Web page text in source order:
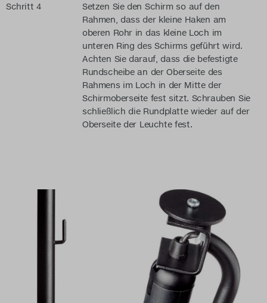
Schritt 4
Setzen Sie den Schirm so auf den
Rahmen, dass der kleine Haken am
oberen Rohr in das kleine Loch im
unteren Ring des Schirms geführt wird.
Achten Sie darauf, dass die befestigte
Rundscheibe an der Oberseite des
Rahmens im Loch in der Mitte der
Schirmoberseite fest sitzt. Schrauben Sie
schließlich die Rundplatte wieder auf der
Oberseite der Leuchte fest.